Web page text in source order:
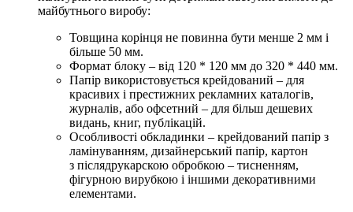
майбутнього виробу:
Товщина корінця не повинна бути менше 2 мм і
більше 50 мм.
Формат блоку – від 120 * 120 мм до 320 * 440 мм.
Папір використовується крейдований – для
красивих і престижних рекламних каталогів,
журналів, або офсетний – для більш дешевих
видань, книг, публікацій.
Особливості обкладинки – крейдований папір з
ламінуванням, дизайнерський папір, картон
з післядрукарскою обробкою – тисненням,
фігурною вирубкою і іншими декоративними
елементами.